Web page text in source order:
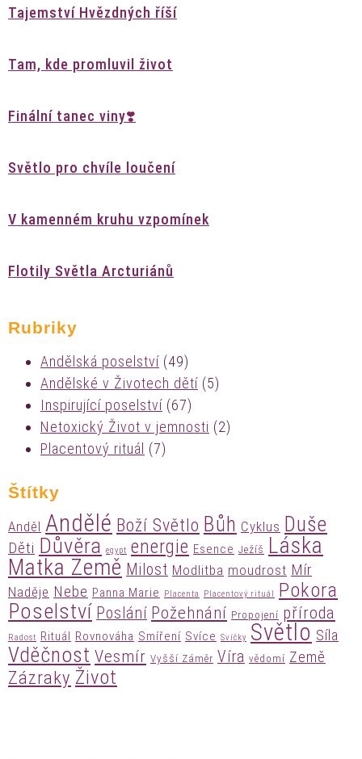
Tajemství Hvězdných říší
Tam, kde promluvil život
Finální tanec viny❣️
Světlo pro chvíle loučení
V kamenném kruhu vzpomínek
Flotily Světla Arcturiánů
Rubriky
Andělská poselství (49)
Andělské v Životech dětí (5)
Inspirující poselství (67)
Netoxický Život v jemnosti (2)
Placentový rituál (7)
Štítky
Anděl Andělé Boží Světlo Bůh Cyklus Duše
Děti Důvěra egypt energie Esence Ježíš Láska
Matka Země Milost Modlitba moudrost Mír
Naděje Nebe Panna Marie Placenta Placentový rituál Pokora
Poselství Poslání Požehnání Propojení příroda
Radost Rituál Rovnováha Smíření Svíce Svíčky Světlo Síla
Vděčnost Vesmír Vyšší Záměr Víra vědomí Země
Zázraky Život